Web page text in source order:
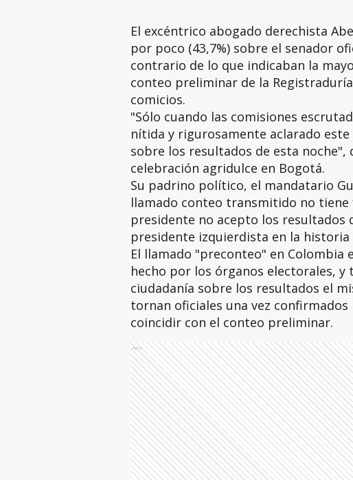
El excéntrico abogado derechista
por poco (43,7%) sobre el senador
contrario de lo que indicaban la
conteo preliminar de la
comicios.
"Sólo cuando las comisiones
nítida y rigurosamente aclarado
sobre los resultados de esta noche",
celebración agridulce en Bogotá.
Su padrino político, el mandatario
llamado conteo transmitido no tiene
presidente no acepto los
presidente izquierdista en la historia
El llamado "preconteo" en
hecho por los órganos electorales,
ciudadanía sobre los resultados el
tornan oficiales una vez
coincidir con el conteo preliminar.
Ads